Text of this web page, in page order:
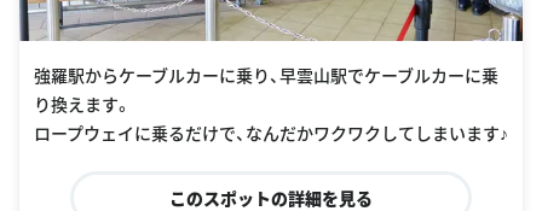
強羅駅からケーブルカーに乗り、早雲山駅でケーブルカーに乗
り換えます。
ロープウェイに乗るだけで、なんだかワクワクしてしまいます♪
このスポットの詳細を見る